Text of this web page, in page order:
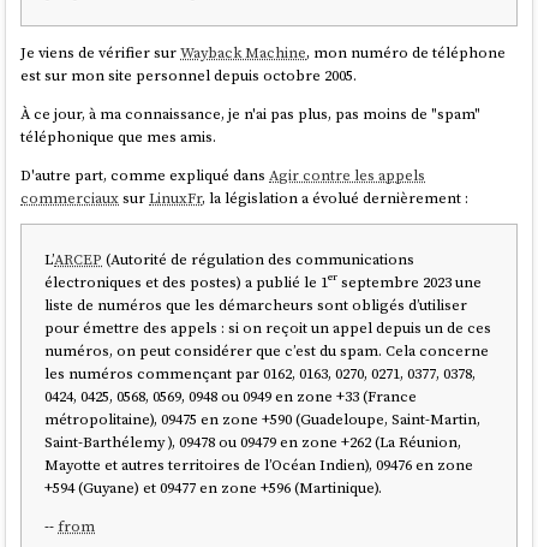
Je viens de vérifier surWayback Machine, mon numéro de téléphone
est sur mon site personnel depuis octobre 2005.
À ce jour, à ma connaissance, je n'ai pas plus, pas moins de "spam"
téléphonique que mes amis.
D'autre part, comme expliqué dansAgir contre les appels
commerciauxsurLinuxFr, la législation a évolué dernièrement :
L’ARCEP (Autorité de régulation des communications
électroniques et des postes) a publié le 1ᵉʳ septembre 2023 une
liste de numéros que les démarcheurs sont obligés d’utiliser
pour émettre des appels : si on reçoit un appel depuis un de ces
numéros, on peut considérer que c’est du spam. Cela concerne
les numéros commençant par 0162, 0163, 0270, 0271, 0377, 0378,
0424, 0425, 0568, 0569, 0948 ou 0949 en zone +33 (France
métropolitaine), 09475 en zone +590 (Guadeloupe, Saint-Martin,
Saint-Barthélemy ), 09478 ou 09479 en zone +262 (La Réunion,
Mayotte et autres territoires de l’Océan Indien), 09476 en zone
+594 (Guyane) et 09477 en zone +596 (Martinique).
--from